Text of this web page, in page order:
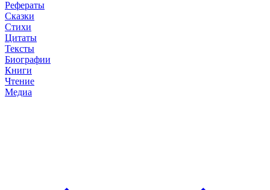
Рефераты
Сказки
Стихи
Цитаты
Тексты
Биографии
Книги
Чтение
Медиа